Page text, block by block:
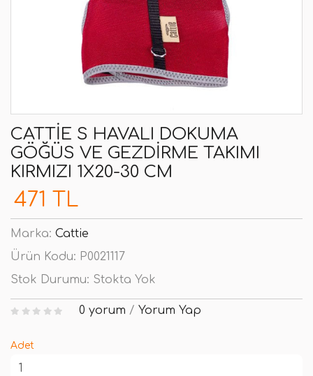
CATTIE S HAVALI DOKUMA
GÖĞÜS VE GEZDIRME TAKIMI
KIRMIZI 1X20-30 CM
471 TL
Marka: Cattie
Ürün Kodu: P0021117
Stok Durumu: Stokta Yok
0 yorum / Yorum Yap
Adet